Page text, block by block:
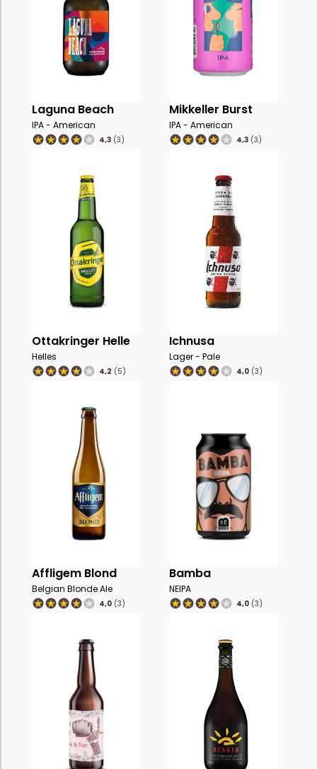
Laguna Beach
IPA - American
4,3 (3)
Mikkeller Burst
IPA - American
4,3 (3)
Ottakringer Helle
Helles
4,2 (5)
Ichnusa
Lager - Pale
4,0 (3)
Affligem Blond
Belgian Blonde Ale
4,0 (3)
Bamba
NEIPA
4,0 (3)